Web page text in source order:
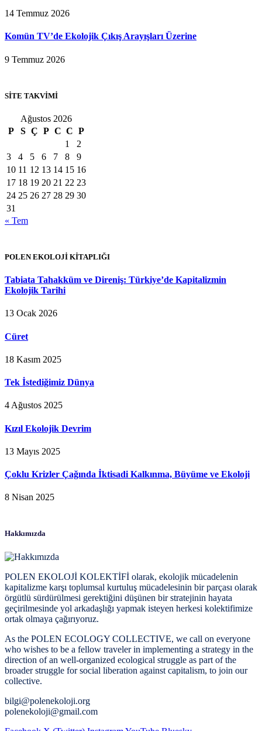
14 Temmuz 2026
Komün TV’de Ekolojik Çıkış Arayışları Üzerine
9 Temmuz 2026
SİTE TAKVİMİ
Ağustos 2026
P
S Ç P C C P
1
2
3
4 5 6 7 8
9
10 11 12 13 14 15 16
17 18 19 20 21 22 23
24 25 26 27 28 29 30
31
« Tem
POLEN EKOLOJİ KİTAPLIĞI
Tabiata Tahakküm ve Direniş: Türkiye’de Kapitalizmin
Ekolojik Tarihi
13 Ocak 2026
Cüret
18 Kasım 2025
Tek İstediğimiz Dünya
4 Ağustos 2025
Kızıl Ekolojik Devrim
13 Mayıs 2025
Çoklu Krizler Çağında İktisadi Kalkınma, Büyüme ve Ekoloji
8 Nisan 2025
Hakkımızda
POLEN EKOLOJİ KOLEKTİFİ olarak, ekolojik mücadelenin
kapitalizme karşı toplumsal kurtuluş mücadelesinin bir parçası olarak
örgütlü sürdürülmesi gerektiğini düşünen bir stratejinin hayata
geçirilmesinde yol arkadaşlığı yapmak isteyen herkesi kolektifimize
ortak olmaya çağırıyoruz.
As the POLEN ECOLOGY COLLECTIVE, we call on everyone
who wishes to be a fellow traveler in implementing a strategy in the
direction of an well-organized ecological struggle as part of the
broader struggle for social liberation against capitalism, to join our
collective.
bilgi@polenekoloji.org
polenekoloji@gmail.com